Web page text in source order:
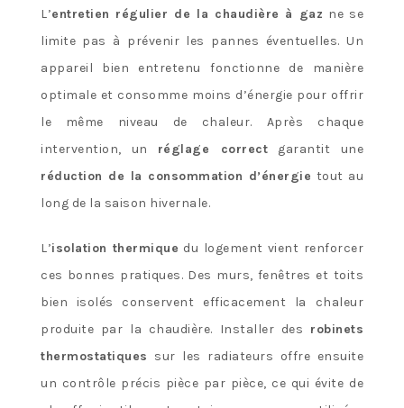
L’entretien régulier de la chaudière à gaz ne se
limite pas à prévenir les pannes éventuelles. Un
appareil bien entretenu fonctionne de manière
optimale et consomme moins d’énergie pour offrir
le même niveau de chaleur. Après chaque
intervention, un réglage correct garantit une
réduction de la consommation d’énergie tout au
long de la saison hivernale.
L’isolation thermique du logement vient renforcer
ces bonnes pratiques. Des murs, fenêtres et toits
bien isolés conservent efficacement la chaleur
produite par la chaudière. Installer des robinets
thermostatiques sur les radiateurs offre ensuite
un contrôle précis pièce par pièce, ce qui évite de